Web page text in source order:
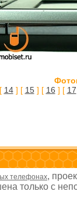
14] [ 15] [ 16 ] [ 17
телефонах,
только с